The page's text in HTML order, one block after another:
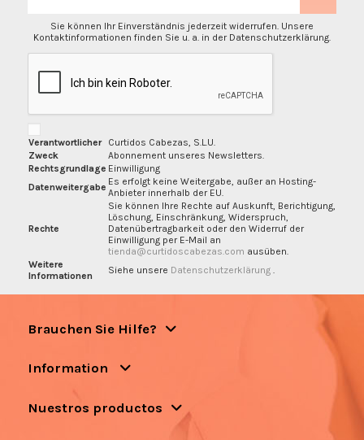
Sie können Ihr Einverständnis jederzeit widerrufen. Unsere
Kontaktinformationen finden Sie u. a. in der Datenschutzerklärung.
Verantwortlicher
Curtidos Cabezas, S.L.U.
Zweck
Abonnement unseres Newsletters.
Rechtsgrundlage Einwilligung
Datenweitergabe Es erfolgt keine Weitergabe, außer an Hosting-
Anbieter innerhalb der EU.
Rechte
Sie können Ihre Rechte auf Auskunft, Berichtigung,
Löschung, Einschränkung, Widerspruch,
Datenübertragbarkeit oder den Widerruf der
Einwilligung per E-Mail an
tienda@curtidoscabezas.com ausüben.
Weitere
Informationen
Siehe unsere Datenschutzerklärung
Brauchen Sie Hilfe?
Information
Nuestros productos